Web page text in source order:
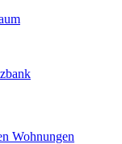
Wohnungen